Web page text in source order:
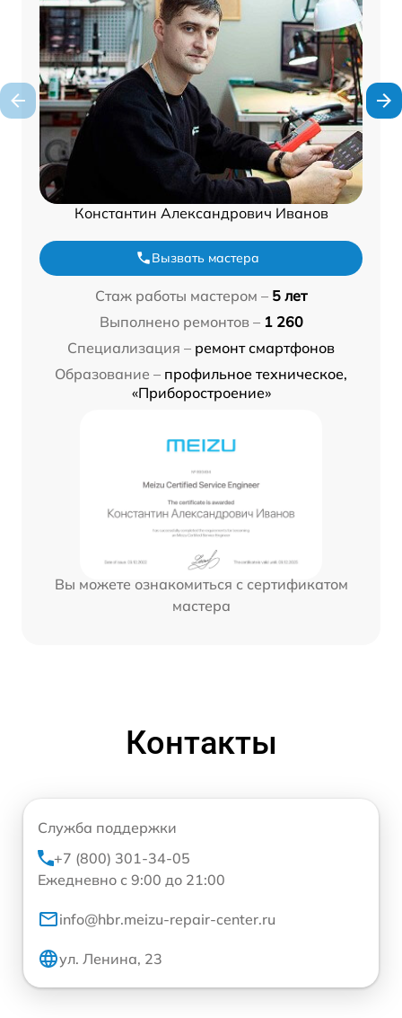
Константин Александрович Иванов
Вызвать мастера
Стаж работы мастером – 5 лет
Выполнено ремонтов – 1 260
Специализация – ремонт смартфонов
Образование – профильное техническое,
«Приборостроение»
Вы можете ознакомиться с сертификатом
мастера
Контакты
Служба поддержки
+7 (800) 301-34-05
Ежедневно с 9:00 до 21:00
info@hbr.meizu-repair-center.ru
ул. Ленина, 23